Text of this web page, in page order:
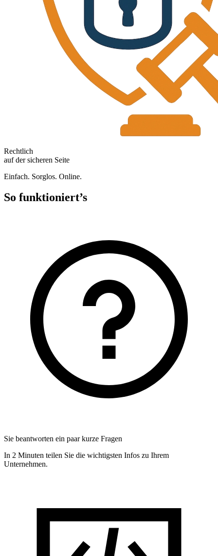
Rechtlich
auf der sicheren Seite
Einfach. Sorglos. Online.
So funktioniert’s
Sie beantworten ein paar kurze Fragen
In 2 Minuten teilen Sie die wichtigsten Infos zu Ihrem
Unternehmen.